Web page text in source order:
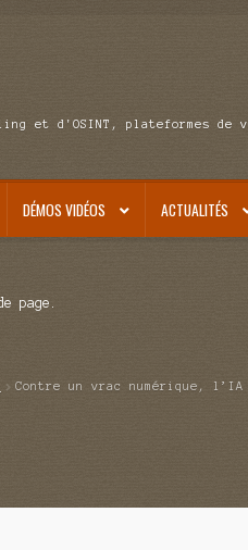
et d'OSINT, plateformes de
DÉMOS VIDÉOS ACTUALITÉS
page.
Contre un vrac numérique, l’IA